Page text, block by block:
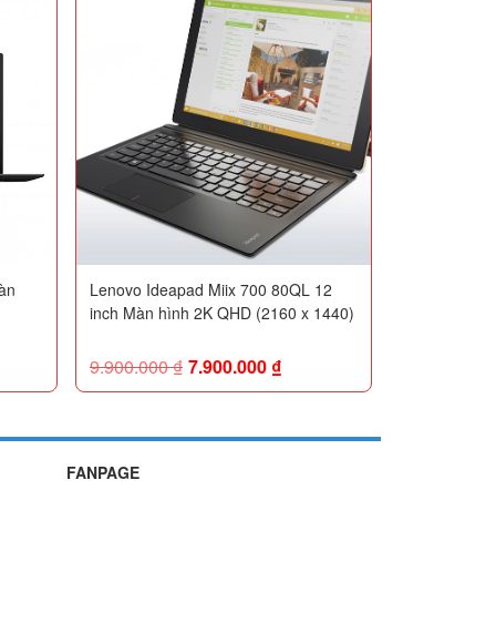
Lenovo Ideapad Miix 700 80QL 12
inch Màn hình 2K QHD (2160 x 1440)
9.900.000₫ 7.900.000 ₫
FANPAGE